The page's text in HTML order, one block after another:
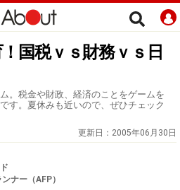
国税ｖｓ財務ｖｓ日
。税金や財政、経済のことをゲームを
す。夏休みも近いので、ぜひチェック
更新日： 2005年06月30日
ナー（AFP）